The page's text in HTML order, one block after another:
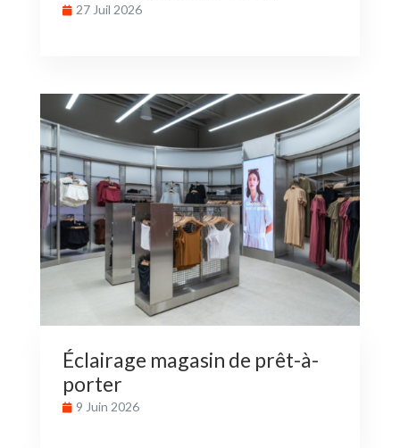
27 Juil 2026
Éclairage magasin de prêt-à-
porter
9 Juin 2026